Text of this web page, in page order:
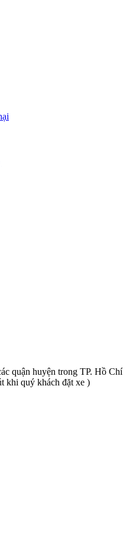
quận huyện trong TP. Hồ Chí
khi quý khách đặt xe )